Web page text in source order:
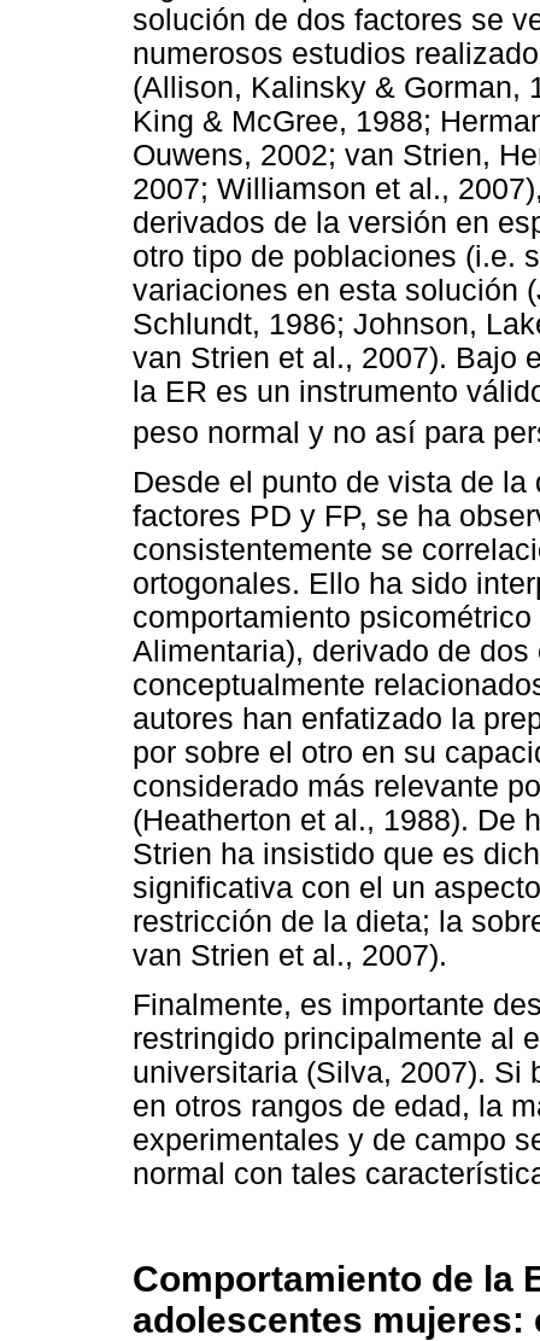
solución de dos factores se
numerosos estudios
(Allison, Kalinsky & Gorman,
King & McGree, 1988;
Ouwens, 2002; van Strien,
2007; Williamson et al.,
derivados de la versión en
otro tipo de poblaciones (i.e.
variaciones en esta solución
Schlundt, 1986; Johnson,
van Strien et al., 2007). Bajo
la ER es un instrumento
peso normal y no así para
Desde el punto de vista de
factores PD y FP, se ha
consistentemente se
ortogonales. Ello ha sido
comportamiento
Alimentaria), derivado de
conceptualmente
autores han enfatizado la
por sobre el otro en su
considerado más relevante
(Heatherton et al., 1988). De
Strien ha insistido que es
significativa con el un
restricción de la dieta; la
van Strien et al., 2007).
Finalmente, es importante
restringido principalmente al
universitaria (Silva, 2007). Si
en otros rangos de edad, la
experimentales y de campo
normal con tales
Comportamiento de la
adolescentes mujeres: